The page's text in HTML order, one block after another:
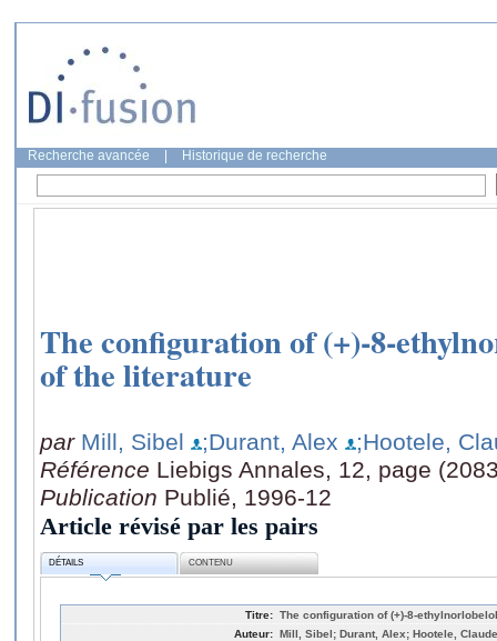
Recherche avancée Historique de recherche
The configuration of (+)-8-
of the literature
par Mill, Sibel ;Durant, Alex
;Hootele,
Référence Liebigs Annales, 12, page
Publication Publié, 1996-12
Article révisé par les pairs
DÉTAILS CONTENU
Titre: The configuration of (+)-8-
Auteur: Mill, Sibel; Durant, Alex; Hootele, Claude